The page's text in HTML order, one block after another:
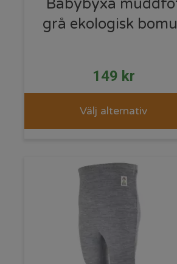
Babybyxa
grå ekologisk
149 kr
Välj alternativ